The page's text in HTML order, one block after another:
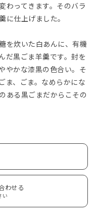
わってきます。そのバラ
に仕上げました。
を炊いた白あんに、有機
だ黒ごま羊羹です。封を
やかな漆黒の色合い。そ
ま、ごま。なめらかにな
ある黒ごまだからこその
わせる
い